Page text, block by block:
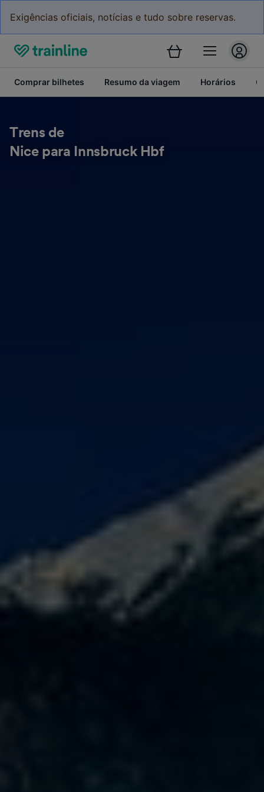
Exigências oficiais, notícias e tudo sobre reservas.
Comprar bilhetes Resumo da viagem Horários
Trens de
Nice para Innsbruck Hbf